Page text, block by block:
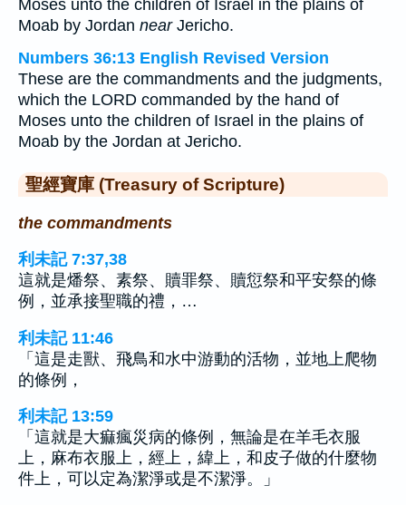
Moses unto the children of Israel in the plains of
Moab by Jordan nearJericho.
Numbers 36:13 English Revised Version
These are the commandments and the judgments,
which the LORD commanded by the hand of
Moses unto the children of Israel in the plains of
Moab by the Jordan at Jericho.
聖經寶庫 (Treasury of Scripture)
the commandments
利未記 7:37,38
這就是燔祭、素祭、贖罪祭、贖愆祭和平安祭的條
例，並承接聖職的禮，…
利未記 11:46
「這是走獸、飛鳥和水中游動的活物，並地上爬物
的條例，
利未記 13:59
「這就是大痲瘋災病的條例，無論是在羊毛衣服
上，麻布衣服上，經上，緯上，和皮子做的什麼物
件上，可以定為潔淨或是不潔淨。」